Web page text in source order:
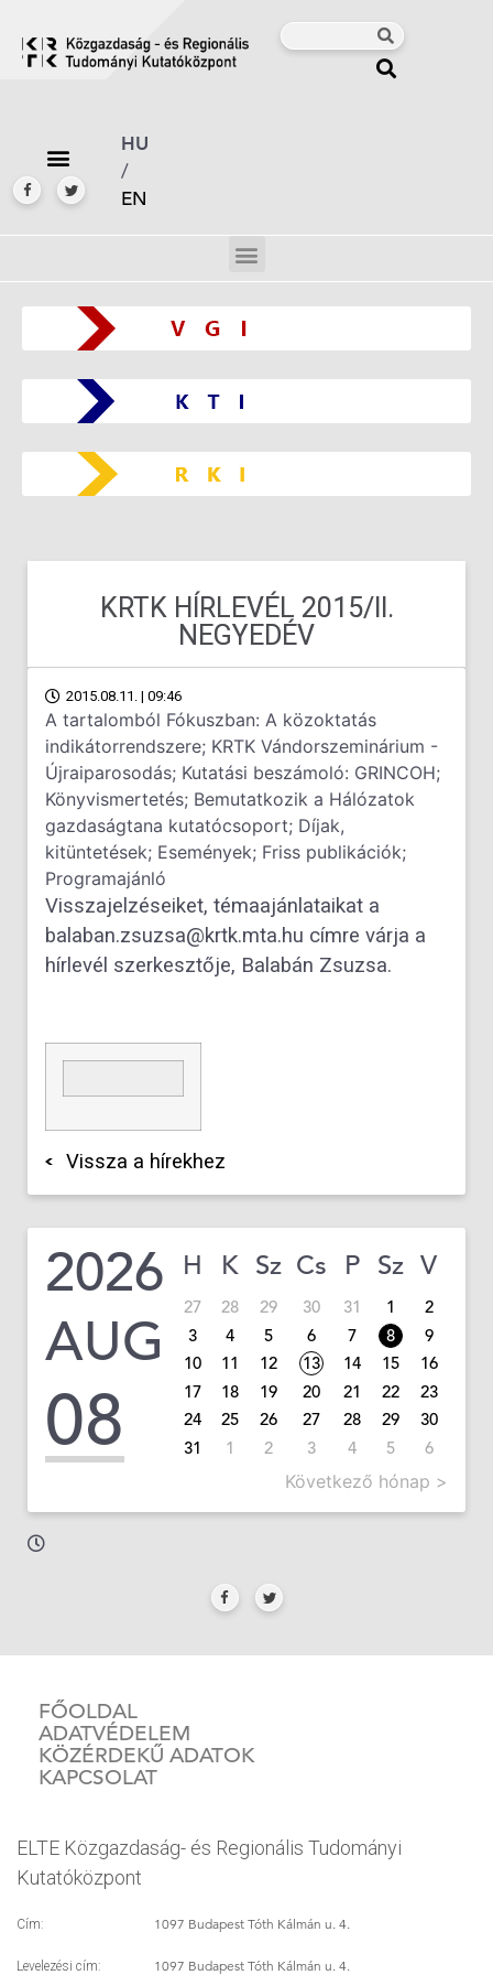
HU
/
EN
KRTK HÍRLEVÉL 2015/II.
NEGYEDÉV
2015.08.11. | 09:46
A tartalomból Fókuszban: A közoktatás
indikátorrendszere; KRTK Vándorszeminárium -
Újraiparosodás; Kutatási beszámoló: GRINCOH;
Könyvismertetés; Bemutatkozik a Hálózatok
gazdaságtana kutatócsoport; Díjak,
kitüntetések; Események; Friss publikációk;
Programajánló
Visszajelzéseiket, témaajánlataikat a
balaban.zsuzsa@krtk.mta.hu címre várja a
hírlevél szerkesztője, Balabán Zsuzsa.
Vissza a hírekhez
2026
AUG
08
H K Sz Cs P Sz V
27 28 29 30 31 1
2
3
4 5 6 7 8
9
10
11 12 13 14 15
16
17
18 19 20 21 22
23
24
25 26 27 28 29
30
31
1 2 3 4 5 6
Következő hónap >
FŐOLDAL
ADATVÉDELEM
KÖZÉRDEKŰ ADATOK
KAPCSOLAT
ELTE Közgazdaság- és Regionális Tudományi
Kutatóközpont
Cím: 1097 Budapest Tóth Kálmán u. 4.
Levelezési cím: 1097 Budapest Tóth Kálmán u. 4.